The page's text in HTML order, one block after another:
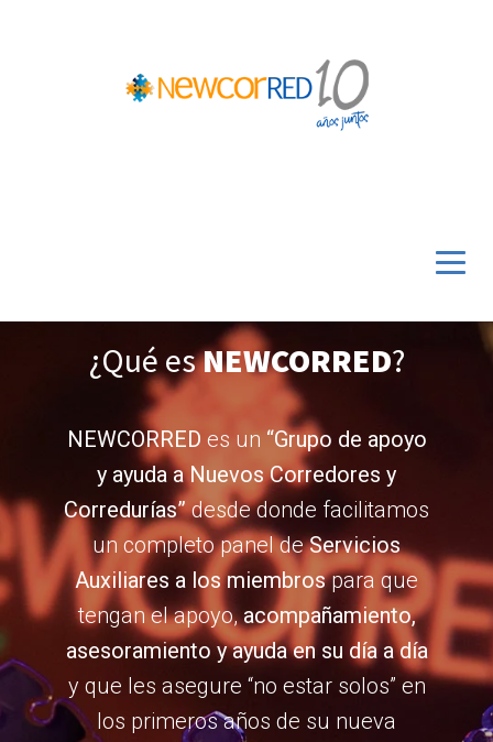
¿Qué esNEWCORRED?
NEWCORRED es un “Grupo de apoyo
y ayuda a Nuevos Corredores y
Corredurías”desde donde facilitamos
un completo panel deServicios
Auxiliares a los miembrospara que
tengan el apoyo,acompañamiento,
asesoramiento y ayuda en su día a día
y que les asegure “no estar solos” en
los primeros años de su nueva